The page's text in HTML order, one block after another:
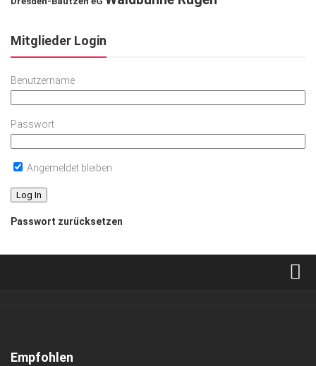
Mitglieder Login
Benutzername
Passwort
Angemeldet bleiben
Passwort zurücksetzen
Kontakt, Impressum
Empfohlen